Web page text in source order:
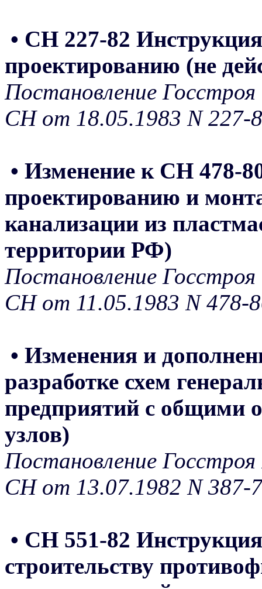
• СН 227-82
проектированию (не
Постановление
СН от 18.05.1983 N 227-
• Изменение к СН 478-
проектированию и
канализации из
территории РФ)
Постановление
СН от 11.05.1983 N 478-
• Изменения и
разработке схем
предприятий с общими
узлов)
Постановление
СН от 13.07.1982 N 387-
• СН 551-82
строительству